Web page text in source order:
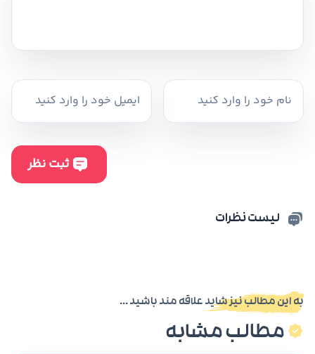
لیست نظرات
به این مطالب نیز شاید علاقه مند باشید ...
مطالب مشابه